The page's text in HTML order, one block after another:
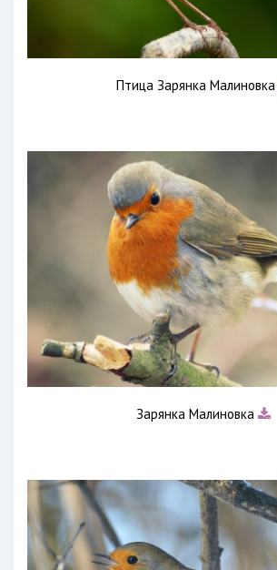
Птица Зарянка Малиновка
Зарянка Малиновка